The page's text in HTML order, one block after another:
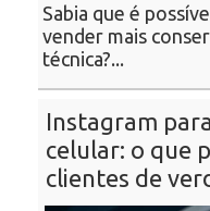
Sabia que é
vender mais
técnica?...
Instagram
celular: o que
clientes de